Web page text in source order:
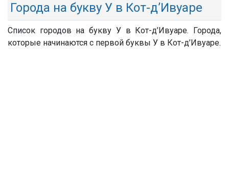
Города на букву У в Кот-д’Ивуаре
Список городов на букву У в Кот-д’Ивуаре. Города,
которые начинаются с первой буквы У в Кот-д’Ивуаре.